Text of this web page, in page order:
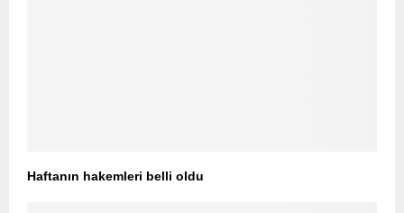
Haftanın hakemleri belli oldu